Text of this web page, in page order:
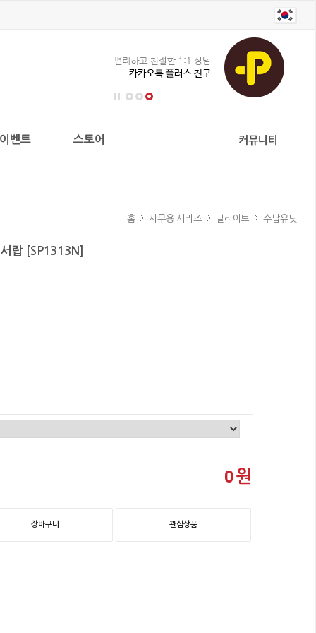
이벤트 스토어 커뮤니티
홈 사무용 시리즈 딜라이트 수납유닛
랍 [SP1313N]
0원
장바구니 관심상품